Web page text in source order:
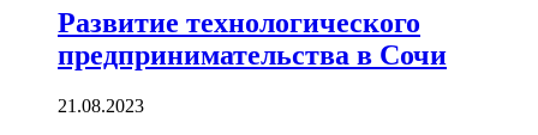
Развитие технологического
предпринимательства в Сочи
21.08.2023